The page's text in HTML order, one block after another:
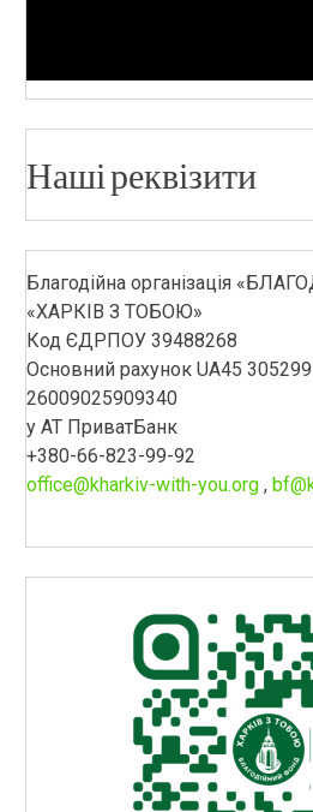
Наші реквізити
Благодійна організація
«ХАРКІВ З ТОБОЮ»
Код ЄДРПОУ 39488268
Основний рахунок UA45
26009025909340
у АТ ПриватБанк
+380-66-823-99-92
office@kharkiv-with-you.org,